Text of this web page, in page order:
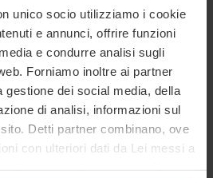
unico socio utilizziamo i cookie
e annunci, offrire funzioni
e condurre analisi sugli
Forniamo inoltre ai partner
gestione dei social media, della
di analisi, informazioni sul
Detti partner combinano, ove
con ulteriori dati da Lei messi a